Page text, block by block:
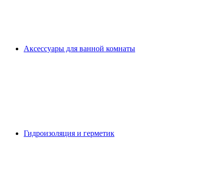
Аксессуары для ванной комнаты
Гидроизоляция и герметик